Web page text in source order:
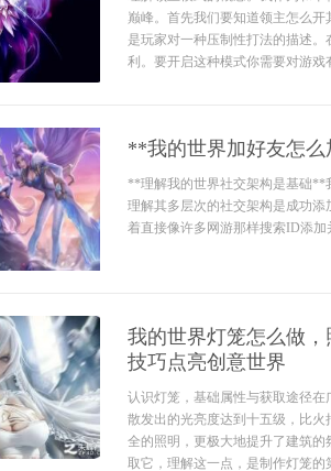
巅峰。首先我们要知道领主怎么
是玩家对一种压制性打法的描述
利。要开启这种模式你需要对游
**我的世界加好友怎
**理解我的世界社交架构是基础**
理解其多层次的社交架构是成功
着直接像许多网游那样搜索ID添
我的世界灯笼怎么做
技巧点亮创意世界
认识灯笼，基础属性与获取途径
散发出的光亮度达到十五级，比
全的照明，更极大地提升了建筑
取它，理解这一点，是制作灯笼